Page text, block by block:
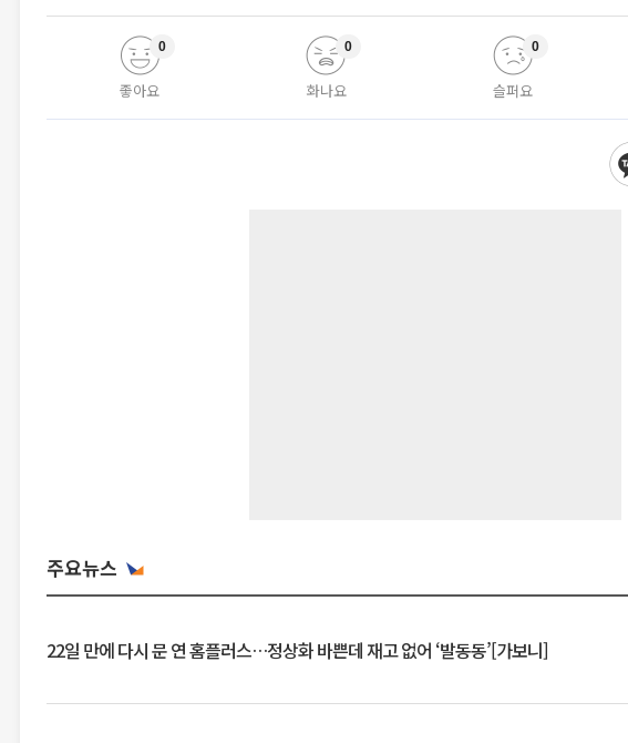
좋아요
0
화나요
0
슬퍼요
0
주요뉴스
22일 만에 다시 문 연 홈플러스…정상화 바쁜데 재고 없어 ‘발동동’[가보니]